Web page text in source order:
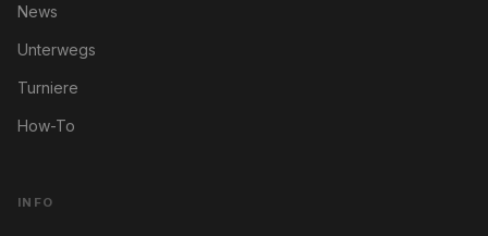
News
Unterwegs
Turniere
How-To
INFO